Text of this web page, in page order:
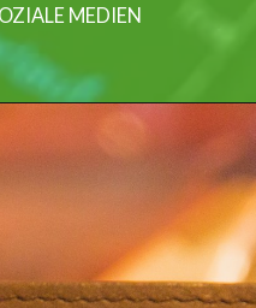
MEDIEN